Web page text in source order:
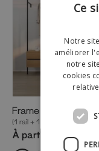
À partir de €1,684
Ce
Notre
améliorer
notre
cookies